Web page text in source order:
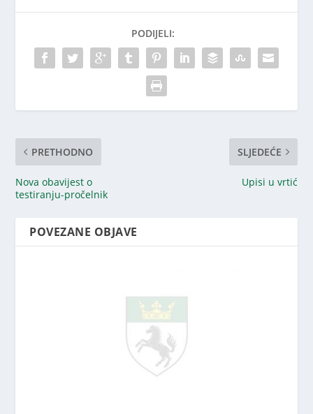
PODIJELI:
PRETHODNO
Nova obavijest o
testiranju-pročelnik
SLJEDEĆE
Upisi u vrtić
POVEZANE OBJAVE